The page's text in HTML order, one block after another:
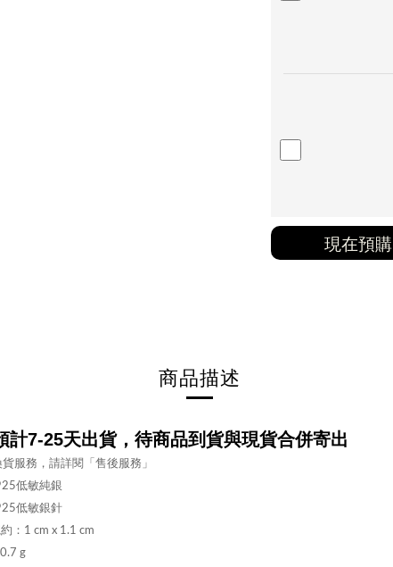
現在預購
商品描述
計7-25天出貨，待商品到貨與現貨合併寄出
服務，請詳閱「售後服務」
低敏純銀
低敏銀針
： 1 cm x 1.1 cm
g